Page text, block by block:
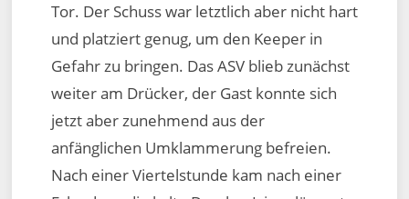
Tor. Der Schuss war letztlich aber nicht hart
und platziert genug, um den Keeper in
Gefahr zu bringen. Das ASV blieb zunächst
weiter am Drücker, der Gast konnte sich
jetzt aber zunehmend aus der
anfänglichen Umklammerung befreien.
Nach einer Viertelstunde kam nach einer